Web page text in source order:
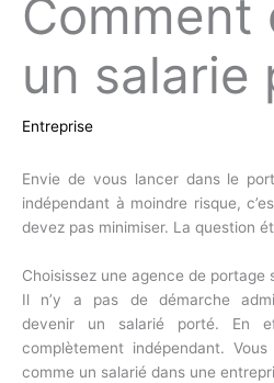
Comment
un salarie
Entreprise
Envie de vous lancer dans le
indépendant à moindre risque,
devez pas minimiser. La question
Choisissez une agence de portage
Il n’y a pas de démarche
devenir un salarié porté. En
complètement indépendant.
comme un salarié dans une